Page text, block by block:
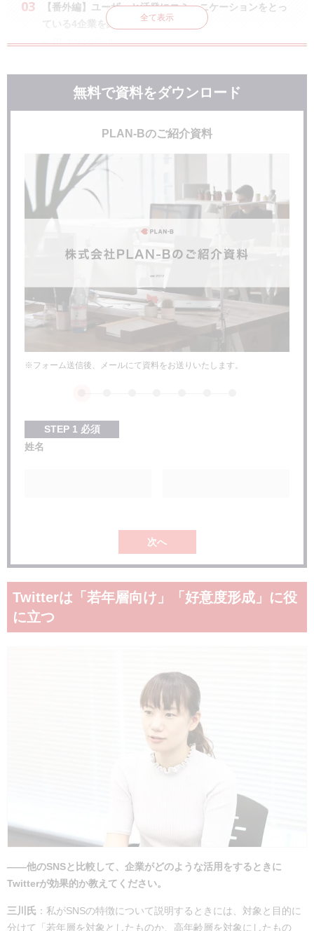
【番外編】ユーザーと活発にコミュニケーションをとっ
ている4企業を紹介
01.キリンビール
03.井村屋
04.山芳製菓
全て表示
無料で資料をダウンロード
※フォーム送信後、メールにて資料をお送りいたします。
PLAN-Bのご紹介資料
STEP 1 必須
姓名
次へ
Twitterは「若年層向け」「好意度形成」に役
に立つ
――他のSNSと比較して、企業がどのような活用をするときに
Twitterが効果的か教えてください。
三川氏 ：私がSNSの特徴について説明するときには、対象と目的に
分けて「若年層を対象としたものか、高年齢層を対象にしたもの